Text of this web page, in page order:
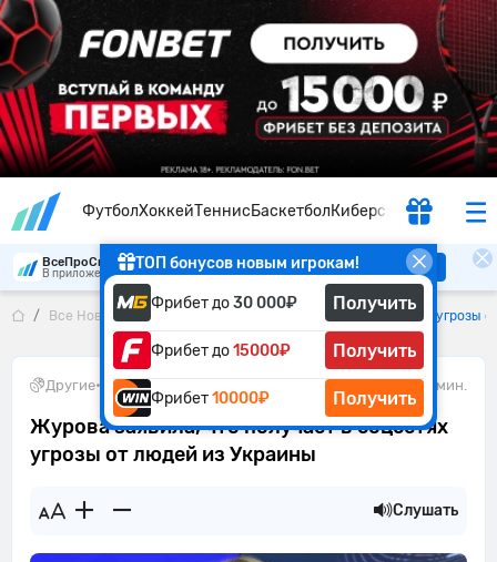
ФутболХоккейТеннисБаскетболКиберспорт
ТОП бонусов новым игрокам!
Фрибет до30 000₽ Получить
Фрибет до15000₽ Получить
Фрибет10000₽ Получить
ВсеПроСпорт
В приложении удобнее Скачать
Все Новости Журова заявила, что получает в соцсетях угрозы
Другие• 22.04.2025 1 мин.
Журова заявила, что получает в соцсетях
угрозы от людей из Украины
Слушать